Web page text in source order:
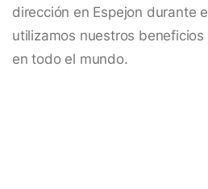
dirección en Espejon durante
utilizamos nuestros
en todo el mundo.